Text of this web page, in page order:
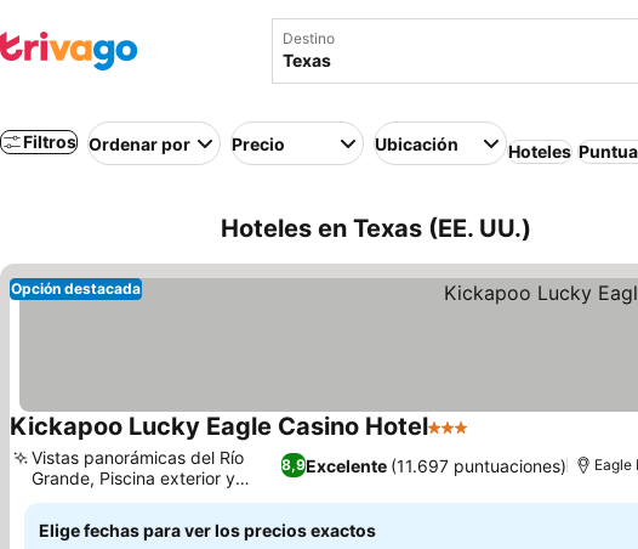
Destino
Filtros Ordenar por Precio Ubicación Hoteles
Hoteles en Texas (EE. UU.)
Opción destacada
Kickapoo Lucky Eagle Casino Hotel3 Estrellas
8,9Excelente (11.697 puntuaciones)
Vistas panorámicas del Río
Grande, Piscina exterior y
gimnasio
Eagle
Elige fechas para ver los precios exactos